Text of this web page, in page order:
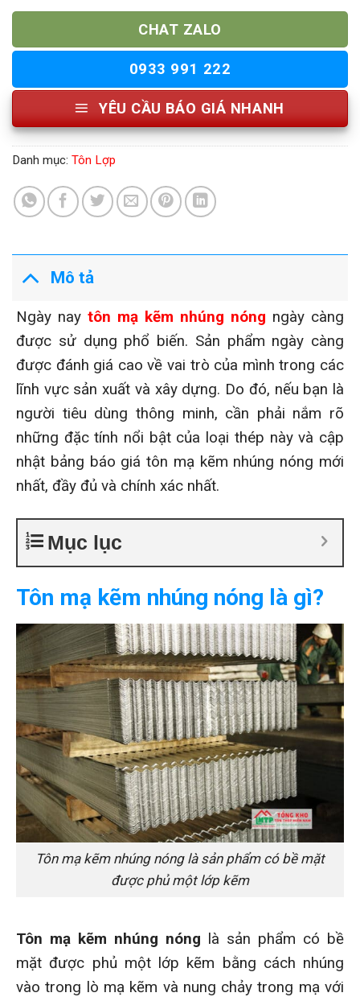
CHAT ZALO
0933 991 222
YÊU CẦU BÁO GIÁ NHANH
Danh mục: Tôn Lợp
Mô tả
Ngày nay tôn mạ kẽm nhúng nóng ngày càng
được sử dụng phổ biến. Sản phẩm ngày càng
được đánh giá cao về vai trò của mình trong các
lĩnh vực sản xuất và xây dựng. Do đó, nếu bạn là
người tiêu dùng thông minh, cần phải nắm rõ
những đặc tính nổi bật của loại thép này và cập
nhật bảng báo giá tôn mạ kẽm nhúng nóng mới
nhất, đầy đủ và chính xác nhất.
Mục lục
Tôn mạ kẽm nhúng nóng là gì?
Tôn mạ kẽm nhúng nóng là sản phẩm có bề mặt
được phủ một lớp kẽm
Tôn mạ kẽm nhúng nóng là sản phẩm có bề
mặt được phủ một lớp kẽm bằng cách nhúng
vào trong lò mạ kẽm và nung chảy trong mạ với